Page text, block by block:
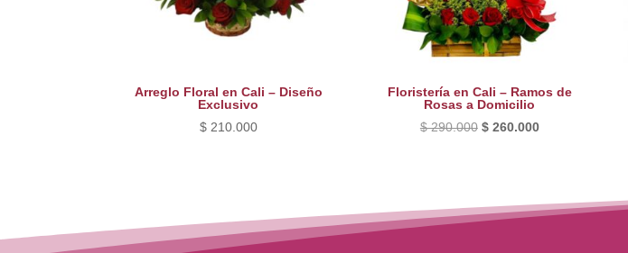
Arreglo Floral en Cali – Diseño
Exclusivo
$210.000
Floristería en Cali – Ramos de
Rosas a Domicilio
$290.000 El
$ 290.000.
$260.000El
$ 260.000.